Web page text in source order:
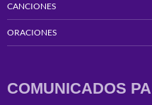
CANCIONES
ORACIONES
COMUNICADOS